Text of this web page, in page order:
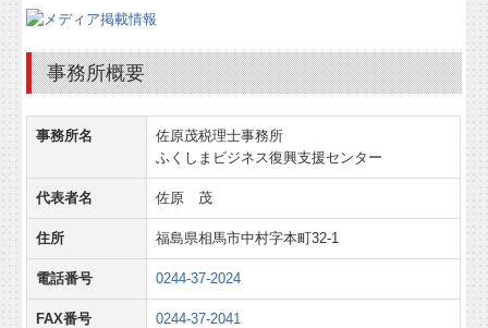
事務所概要
事務所名
佐原茂税理士事務所
ふくしまビジネス復興支援センター
代表者名 佐原 茂
住所 福島県相馬市中村字本町32-1
電話番号 0244-37-2024
FAX番号 0244-37-2041